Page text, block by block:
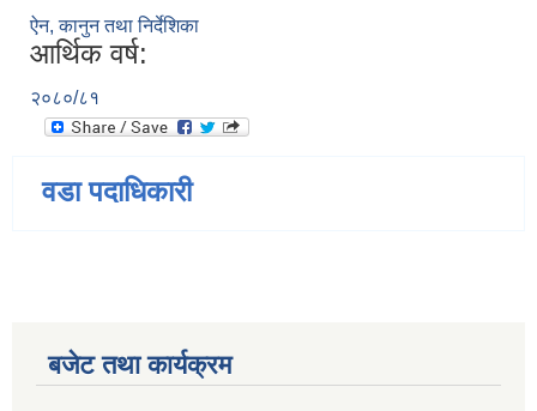
ऐन, कानुन तथा निर्देशिका
आर्थिक वर्ष:
२०८०/८१
वडा पदाधिकारी
बजेट तथा कार्यक्रम